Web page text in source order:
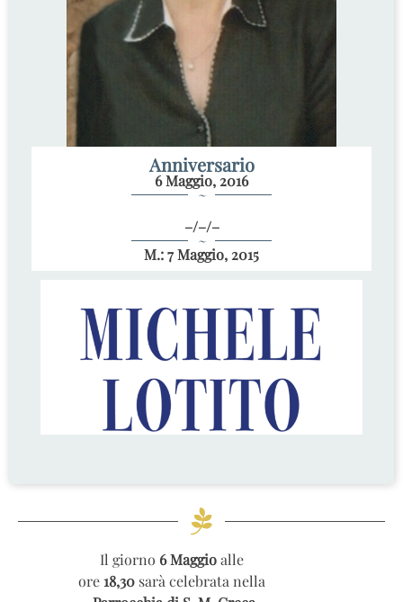
Anniversario
6 Maggio, 2016
~
–/–/–
~
M.: 7 Maggio, 2015
Il giorno 6 Maggioalle
ore18,30 sarà celebrata nella